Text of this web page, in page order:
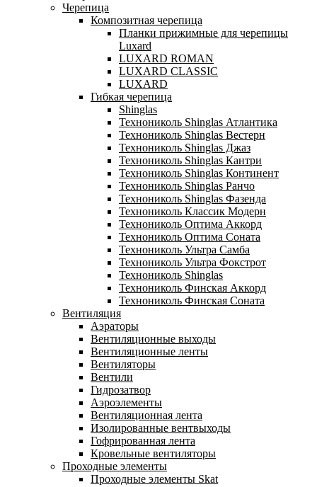
Черепица
Композитная черепица
Планки прижимные для черепицы
Luxard
LUXARD ROMAN
LUXARD CLASSIC
LUXARD
Гибкая черепица
Shinglas
Технониколь Shinglas Атлантика
Технониколь Shinglas Вестерн
Технониколь Shinglas Джаз
Технониколь Shinglas Кантри
Технониколь Shinglas Континент
Технониколь Shinglas Ранчо
Технониколь Shinglas Фазенда
Технониколь Классик Модерн
Технониколь Оптима Аккорд
Технониколь Оптима Соната
Технониколь Ультра Самба
Технониколь Ультра Фокстрот
Технониколь Shinglas
Технониколь Финская Аккорд
Технониколь Финская Соната
Вентиляция
Аэраторы
Вентиляционные выходы
Вентиляционные ленты
Вентиляторы
Вентили
Гидрозатвор
Аэроэлементы
Вентиляционная лента
Изолированные вентвыходы
Гофрированная лента
Кровельные вентиляторы
Проходные элементы
Проходные элементы Skat